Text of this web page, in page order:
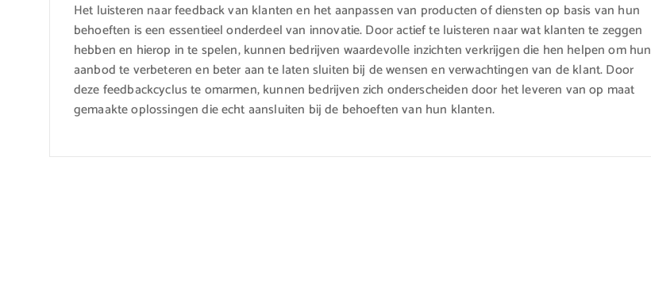
Het luisteren naar feedback van klanten en het aanpassen van producten of diensten op basis van hun
behoeften is een essentieel onderdeel van innovatie. Door actief te luisteren naar wat klanten te zeggen
hebben en hierop in te spelen, kunnen bedrijven waardevolle inzichten verkrijgen die hen helpen om hun
aanbod te verbeteren en beter aan te laten sluiten bij de wensen en verwachtingen van de klant. Door
deze feedbackcyclus te omarmen, kunnen bedrijven zich onderscheiden door het leveren van op maat
gemaakte oplossingen die echt aansluiten bij de behoeften van hun klanten.